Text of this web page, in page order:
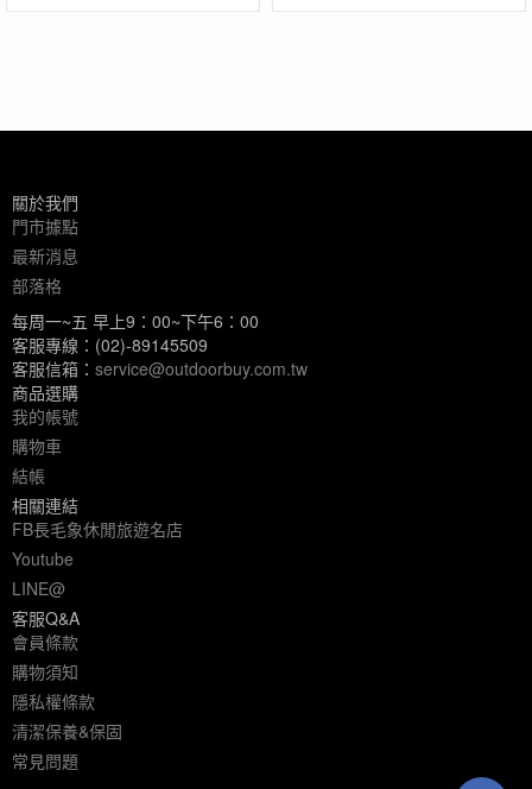
關於我們
門市據點
最新消息
部落格
每周一~五 早上9：00~下午6：00
客服專線：(02)-89145509
客服信箱： service@outdoorbuy.com.tw
商品選購
我的帳號
購物車
結帳
相關連結
FB長毛象休閒旅遊名店
Youtube
LINE@
客服Q&A
會員條款
購物須知
隱私權條款
清潔保養&保固
常見問題